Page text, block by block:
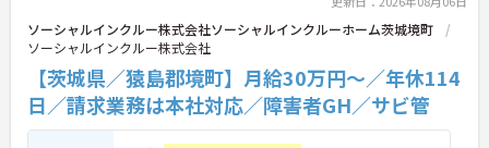
★おすすめPOINT★
・生活支援員からスタートし、サービス管理責任者
やエリアマネージャーへと続く明確なステップアッ
プの道筋が用意されています。急成長中の企業であ
るためポストも豊富にあり、専門性を高めながらマ
ソーシャルインクルー株式会社ソーシャルインクルーホーム茨城境町
ソーシャルインクルー株式会社
【茨城県／猿島郡境町】月給30万円～／年休114
日／請求業務は本社対応／障害者GH／サビ管